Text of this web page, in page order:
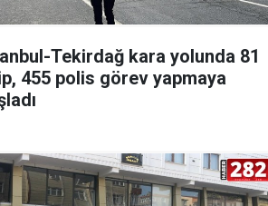
Tekirdağ kara yolunda 81
455 polis görev yapmaya